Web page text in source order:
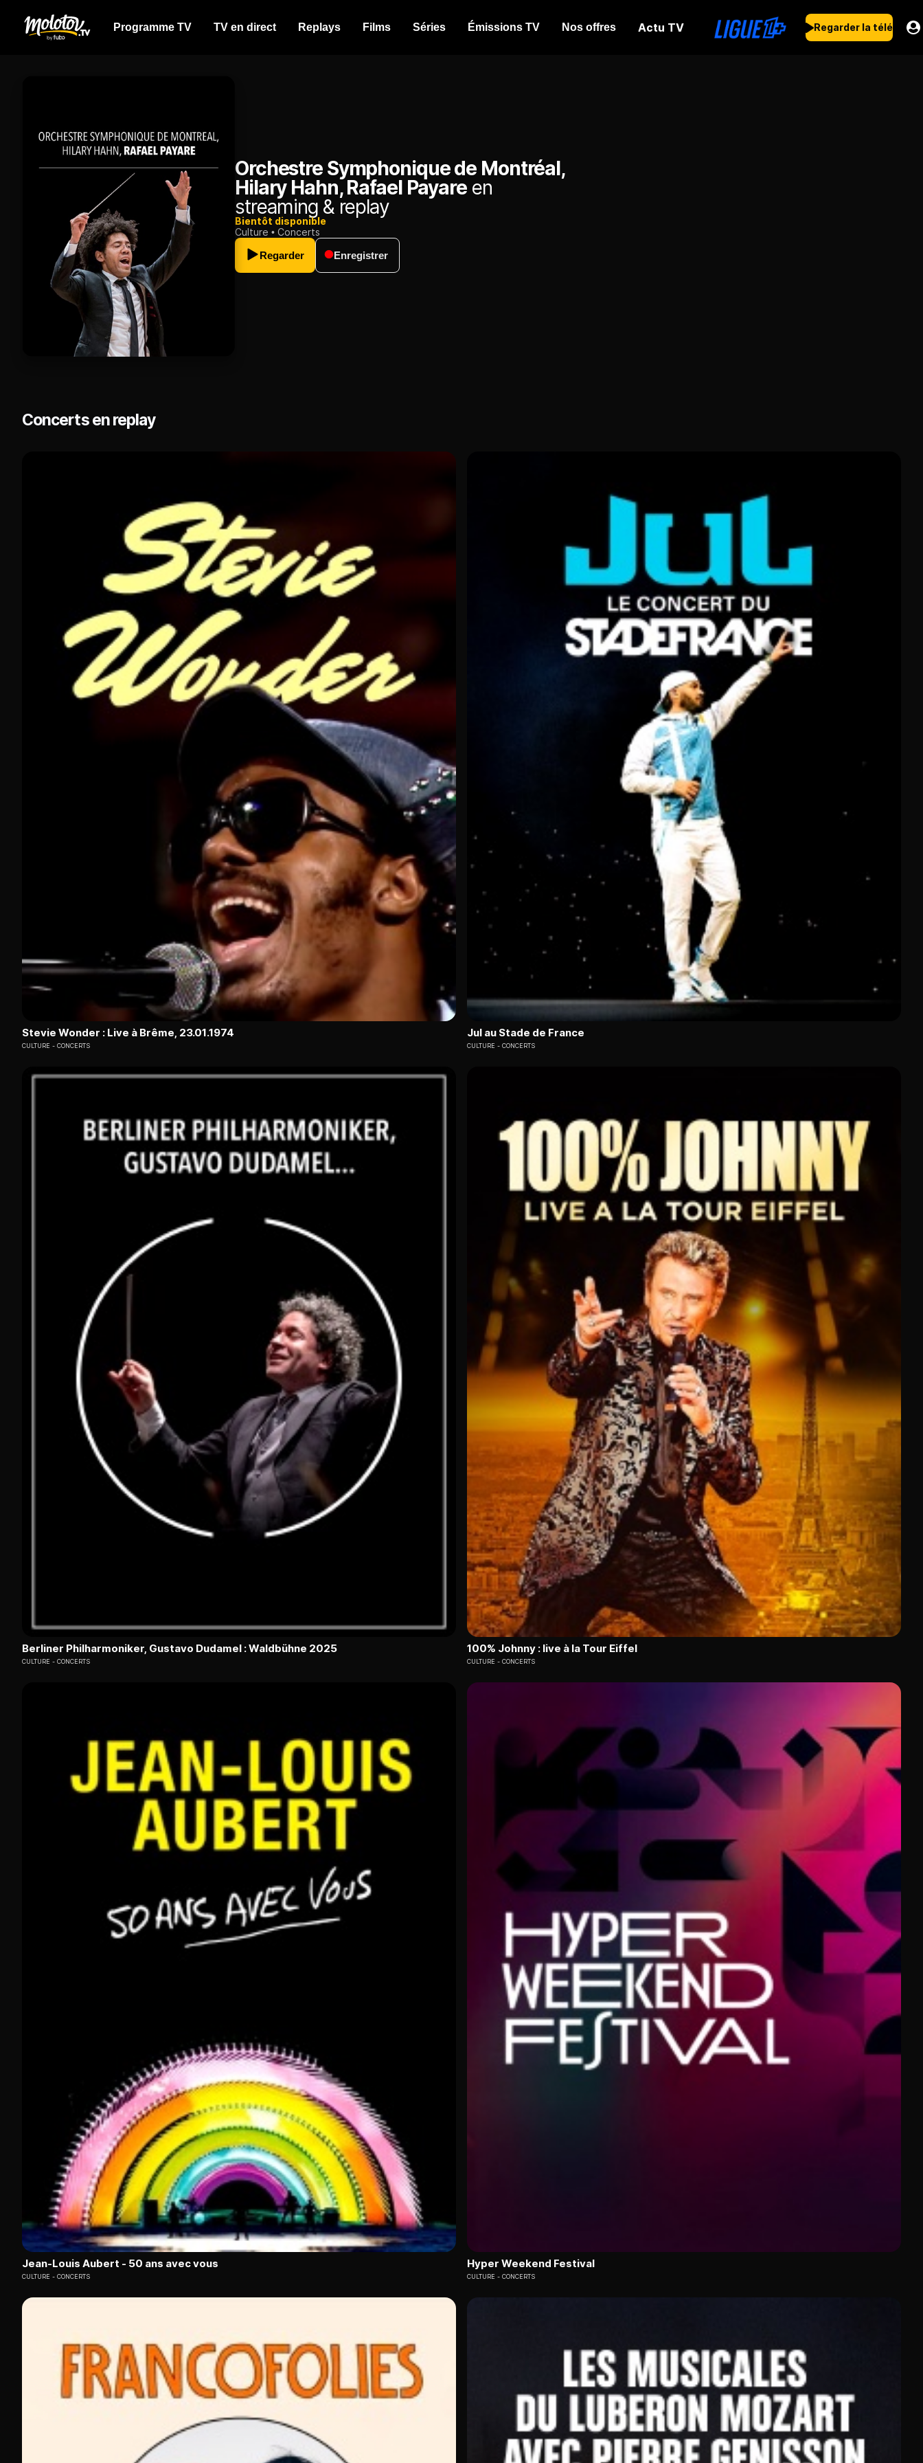
Programme TV TV en direct Replays Films Séries Émissions TV Nos offres Actu TV Regarder la télé
Orchestre Symphonique de Montréal,
Hilary Hahn, Rafael Payareen
streaming & replay
Bientôt disponible
Culture
Concerts
Regarder
Enregistrer
Concerts en replay
Stevie Wonder : Live à Brême, 23.01.1974
CULTURE CONCERTS
Jul au Stade de France
CULTURE CONCERTS
Berliner Philharmoniker, Gustavo Dudamel : Waldbühne 2025
CULTURE CONCERTS
100% Johnny : live à la Tour Eiffel
CULTURE CONCERTS
Jean-Louis Aubert - 50 ans avec vous
CULTURE CONCERTS
Hyper Weekend Festival
CULTURE CONCERTS